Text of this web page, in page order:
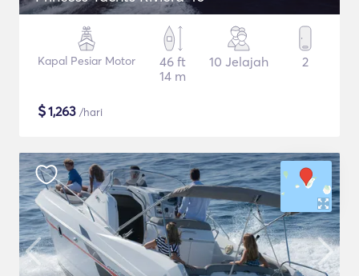
Kapal Pesiar Motor
46 ft
14 m
10 Jelajah 2
$1,263 /hari